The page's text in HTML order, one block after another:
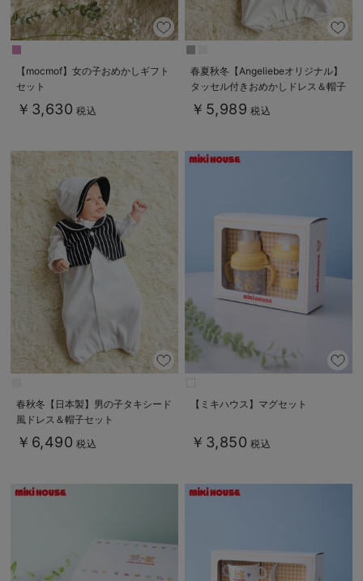
【mocmof】女の子おめかしギフト
セット
￥3,630 税込
春夏秋冬【Angeliebeオリジナル】
タッセル付きおめかしドレス＆帽子
セット
￥5,989 税込
春秋冬【日本製】男の子タキシード
風ドレス＆帽子セット
￥6,490 税込
【ミキハウス】マグセット
￥3,850 税込